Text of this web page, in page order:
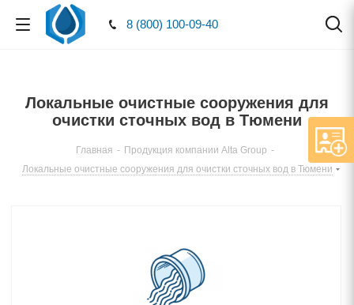
8 (800) 100-09-40
Локальные очистные сооружения для
очистки сточных вод в Тюмени
Главная - Продукция компании Alta Group -
Локальные очистные сооружения для очистки сточных вод в Тюмени